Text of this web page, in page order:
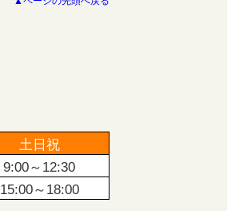
土日祝
9:00～12:30
15:00～18:00